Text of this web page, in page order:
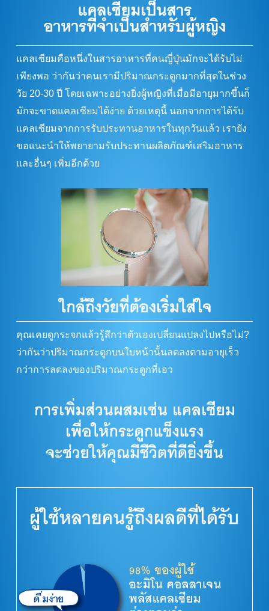
แคลเซียมคือหนึ่งในสารอาหารที่คนญี่ปุ่นมักจะได้รับไม่
เพียงพอ ว่ากันว่าคนเรามีปริมาณกระดูกมากที่สุดในช่วง
วัย 20-30 ปี โดยเฉพาะอย่างยิ่งผู้หญิงที่เมื่อมีอายุมากขึ้นก็
มักจะขาดแคลเซียมได้ง่าย ด้วยเหตุนี้ นอกจากการได้รับ
แคลเซียมจากการรับประทานอาหารในทุกวันแล้ว เรายัง
ขอแนะนำให้พยายามรับประทานผลิตภัณฑ์เสริมอาหาร
และอื่นๆ เพิ่มอีกด้วย
คุณเคยดูกระจกแล้วรู้สึกว่าตัวเองเปลี่ยนแปลงไปหรือไม่?
ว่ากันว่าปริมาณกระดูกบนใบหน้านั้นลดลงตามอายุเร็ว
กว่าการลดลงของปริมาณกระดูกที่เอว